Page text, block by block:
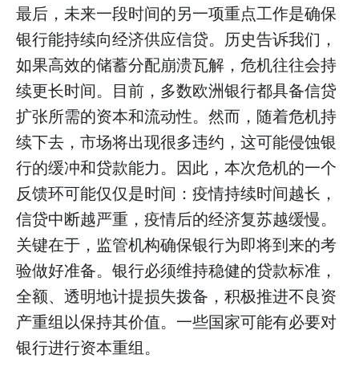
最后，未来一段时间的另一项重点工作是确保
银行能持续向经济供应信贷。历史告诉我们，
如果高效的储蓄分配崩溃瓦解，危机往往会持
续更长时间。目前，多数欧洲银行都具备信贷
扩张所需的资本和流动性。然而，随着危机持
续下去，市场将出现很多违约，这可能侵蚀银
行的缓冲和贷款能力。因此，本次危机的一个
反馈环可能仅仅是时间：疫情持续时间越长，
信贷中断越严重，疫情后的经济复苏越缓慢。
关键在于，监管机构确保银行为即将到来的考
验做好准备。银行必须维持稳健的贷款标准，
全额、透明地计提损失拨备，积极推进不良资
产重组以保持其价值。一些国家可能有必要对
银行进行资本重组。